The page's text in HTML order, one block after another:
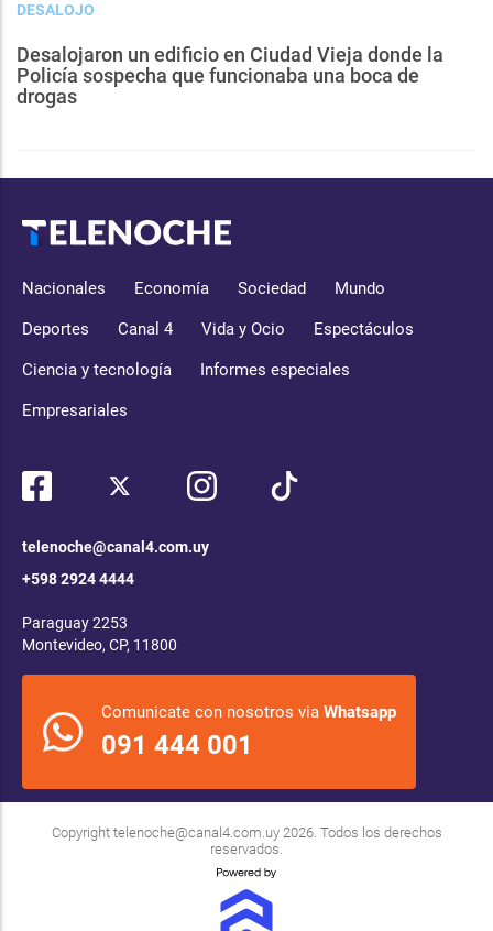
DESALOJO
Desalojaron un edificio en Ciudad Vieja donde la
Policía sospecha que funcionaba una boca de
drogas
Nacionales Economía Sociedad Mundo
Deportes Canal 4 Vida y Ocio Espectáculos
Ciencia y tecnología Informes especiales
Empresariales
telenoche@canal4.com.uy
+598 2924 4444
Paraguay 2253
Montevideo, CP, 11800
Comunicate con nosotros via Whatsapp
091 444 001
Copyright telenoche@canal4.com.uy2026. Todos los derechos
reservados.